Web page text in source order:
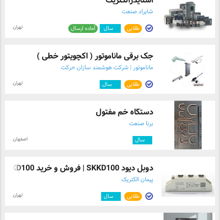
شایراد صنعت
طلایی سال آماده ارسال تهران
جک برقی ماناموتور ( اکچویتور خطی )
ماناموتور | شرکت هوشمند سازان حرکت
طلایی سال تهران
دستگاه خم مفتول
برنا صنعت
سال اصفهان
دوبل دیود SKKD100 | فروش و خرید SKKD100- ...
پیمان الکتریک
طلایی سال تهران